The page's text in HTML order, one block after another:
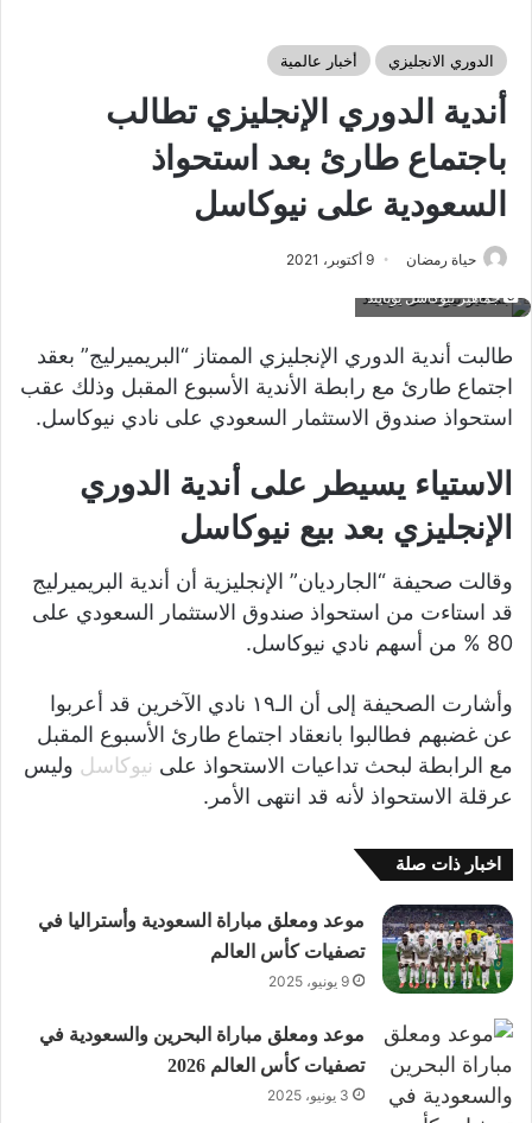
الدوري الانجليزي أخبار عالمية
أندية الدوري الإنجليزي تطالب
باجتماع طارئ بعد استحواذ
السعودية على نيوكاسل
حياة رمضان 9 أكتوبر، 2021
جماهير نيوكاسل يونايتد
طالبت أندية الدوري الإنجليزي الممتاز “البريميرليج” بعقد
اجتماع طارئ مع رابطة الأندية الأسبوع المقبل وذلك عقب
استحواذ صندوق الاستثمار السعودي على نادي نيوكاسل.
الاستياء يسيطر على أندية الدوري
الإنجليزي بعد بيع نيوكاسل
وقالت صحيفة “الجارديان” الإنجليزية أن أندية البريميرليج
قد استاءت من استحواذ صندوق الاستثمار السعودي على
80 % من أسهم نادي نيوكاسل.
وأشارت الصحيفة إلى أن الـ١٩ نادي الآخرين قد أعربوا
عن غضبهم فطالبوا بانعقاد اجتماع طارئ الأسبوع المقبل
مع الرابطة لبحث تداعيات الاستحواذ على نيوكاسل وليس
عرقلة الاستحواذ لأنه قد انتهى الأمر.
اخبار ذات صلة
موعد ومعلق مباراة السعودية وأستراليا في
تصفيات كأس العالم
9 يونيو، 2025
موعد ومعلق مباراة البحرين والسعودية في
تصفيات كأس العالم 2026
3 يونيو، 2025